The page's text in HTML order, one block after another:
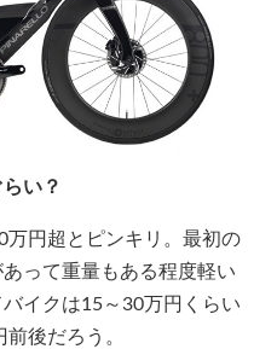
い？
円超とピンキリ。最初の
って重量もある程度軽い
イクは15～30万円くらい
後だろう。